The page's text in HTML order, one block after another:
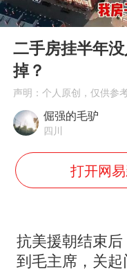
Play
00:00
二手房挂半年
掉？
声明：个人原创，仅供参
倔强的毛驴
四川
打开网
抗美援朝结束
到毛主席，关起